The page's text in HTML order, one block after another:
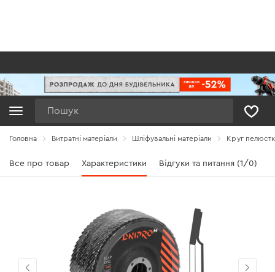
Головна Витратні матеріали Шліфувальні матеріали Круг
Все про товар Характеристики Відгуки та питання (1/0)